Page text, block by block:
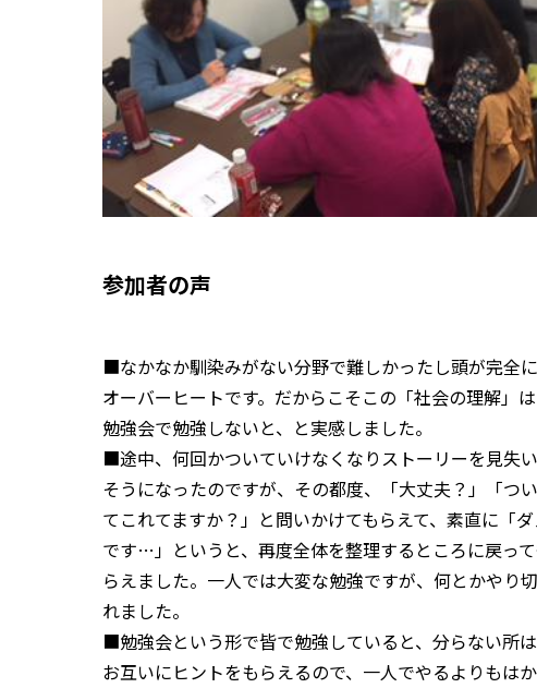
参加者の声
■なかなか馴染みがない分野で難しかったし頭が完全に
オーバーヒートです。だからこそこの「社会の理解」は
勉強会で勉強しないと、と実感しました。
■途中、何回かついていけなくなりストーリーを見失い
そうになったのですが、その都度、「大丈夫？」「つい
てこれてますか？」と問いかけてもらえて、素直に「ダ
です…」というと、再度全体を整理するところに戻っ
らえました。一人では大変な勉強ですが、何とかやり切
れました。
■勉強会という形で皆で勉強していると、分らない所は
お互いにヒントをもらえるので、一人でやるよりもはか